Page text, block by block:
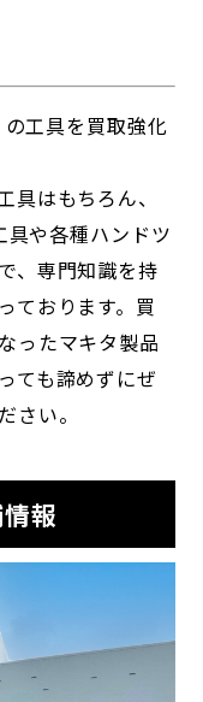
工具を買取強化
はもちろん、
や各種ハンドツ
、専門知識を持
ております。買
ったマキタ製品
ても諦めずにぜ
さい。
報